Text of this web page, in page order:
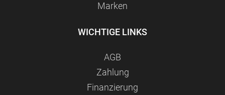
Marken
WICHTIGE LINKS
AGB
Zahlung
Finanzierung